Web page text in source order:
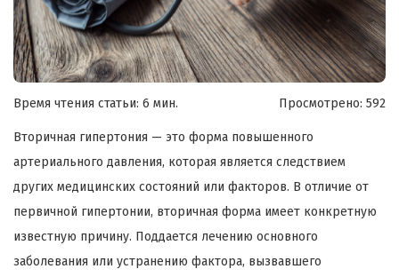
Время чтения статьи: 6 мин. Просмотрено: 592
Вторичная гипертония — это форма повышенного
артериального давления, которая является следствием
других медицинских состояний или факторов. В отличие от
первичной гипертонии, вторичная форма имеет конкретную
известную причину. Поддается лечению основного
заболевания или устранению фактора, вызвавшего